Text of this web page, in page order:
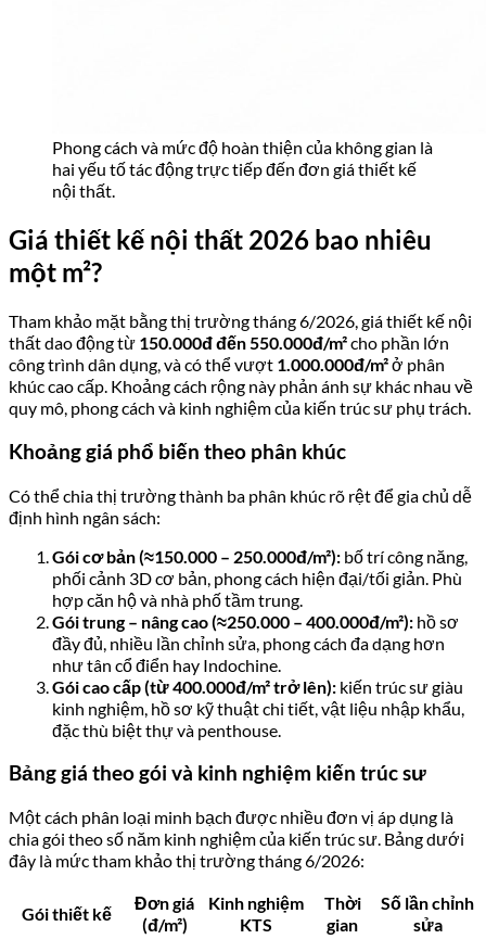
Phong cách và mức độ hoàn thiện của không gian là
hai yếu tố tác động trực tiếp đến đơn giá thiết kế
nội thất.
Giá thiết kế nội thất 2026 bao nhiêu
một m²?
Tham khảo mặt bằng thị trường tháng 6/2026, giá thiết kế nội
thất dao động từ 150.000đ đến 550.000đ/m²cho phần lớn
công trình dân dụng, và có thể vượt 1.000.000đ/m²ở phân
khúc cao cấp. Khoảng cách rộng này phản ánh sự khác nhau về
quy mô, phong cách và kinh nghiệm của kiến trúc sư phụ trách.
Khoảng giá phổ biến theo phân khúc
Có thể chia thị trường thành ba phân khúc rõ rệt để gia chủ dễ
định hình ngân sách:
Gói cơ bản (≈150.000 – 250.000đ/m²): bố trí công năng,
phối cảnh 3D cơ bản, phong cách hiện đại/tối giản. Phù
hợp căn hộ và nhà phố tầm trung.
Gói trung – nâng cao (≈250.000 – 400.000đ/m²): hồ sơ
đầy đủ, nhiều lần chỉnh sửa, phong cách đa dạng hơn
như tân cổ điển hay Indochine.
Gói cao cấp (từ 400.000đ/m² trở lên): kiến trúc sư giàu
kinh nghiệm, hồ sơ kỹ thuật chi tiết, vật liệu nhập khẩu,
đặc thù biệt thự và penthouse.
Bảng giá theo gói và kinh nghiệm kiến trúc sư
Một cách phân loại minh bạch được nhiều đơn vị áp dụng là
chia gói theo số năm kinh nghiệm của kiến trúc sư. Bảng dưới
đây là mức tham khảo thị trường tháng 6/2026:
Gói thiết kế
Đơn giá
(đ/m²)
Kinh nghiệm
KTS
Thời
gian
Số lần chỉnh
sửa